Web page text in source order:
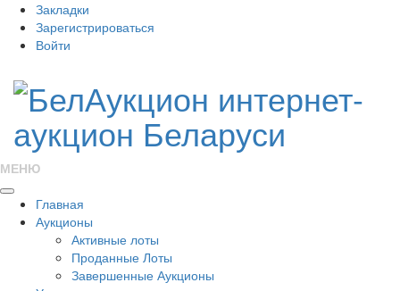
Закладки
Зарегистрироваться
Войти
МЕНЮ
Главная
Аукционы
Активные лоты
Проданные Лоты
Завершенные Аукционы